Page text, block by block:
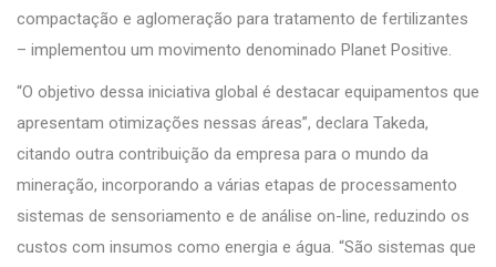
compactação e aglomeração para tratamento de fertilizantes
– implementou um movimento denominado Planet Positive.
“O objetivo dessa iniciativa global é destacar equipamentos que
apresentam otimizações nessas áreas”, declara Takeda,
citando outra contribuição da empresa para o mundo da
mineração, incorporando a várias etapas de processamento
sistemas de sensoriamento e de análise on-line, reduzindo os
custos com insumos como energia e água. “São sistemas que